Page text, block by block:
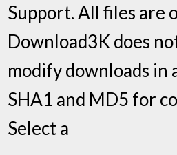
Support. All files are
Download3K does
modify downloads in
SHA1 and MD5 for
Select a